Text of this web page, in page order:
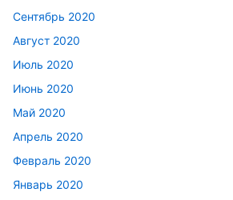
Сентябрь 2020
Август 2020
Июль 2020
Июнь 2020
Май 2020
Апрель 2020
Февраль 2020
Январь 2020